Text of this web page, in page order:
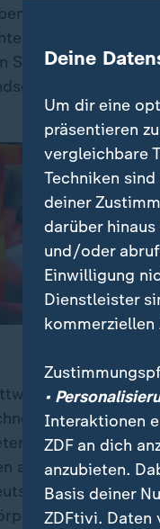
sind. Dass es in
Medaillenbank
Saison, ganz
mit nach
schoss
Treffer. Doch
Rennen, im
am Mittwoch
Team
Problem
Deine
Um dir eine
präsentieren
vergleichbare
Techniken
deiner
darüber
und/oder
Einwilligung
Dienstleister
kommerziellen
•
Interaktionen
ZDF an dich
anzubieten.
Basis deiner
ZDFtivi. Daten